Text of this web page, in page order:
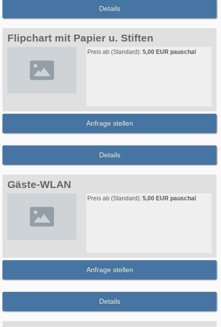
Details
Flipchart mit Papier u. Stiften
Preis ab (Standard): 5,00 EUR pauschal
Anfrage stellen
Details
Gäste-WLAN
Preis ab (Standard): 5,00 EUR pauschal
Anfrage stellen
Details